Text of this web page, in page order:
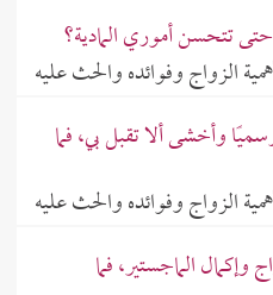
حتى تتحسن أموري المادية؟
الزواج وفوائده والحث عليه
وأخشى ألا تقبل بي، فما
الزواج وفوائده والحث عليه
وإكمال الماجستير، فما